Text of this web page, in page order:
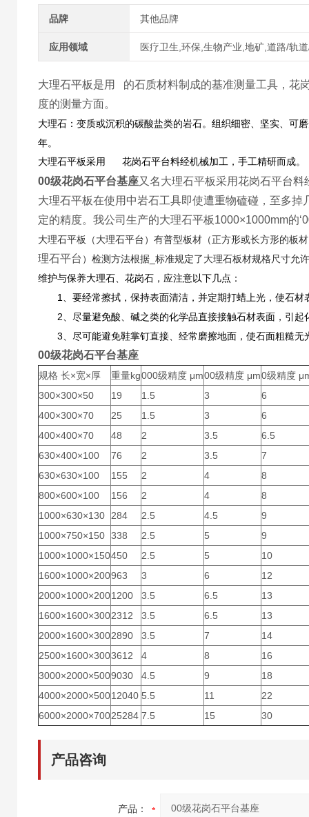
品牌 其他品牌
应用领域 医疗卫生,环保,生物产业,地矿,道路/轨
大理石平板是用 的石质材料制成的基准测量工具，花
度的测量方面。
大理石：变质或沉积的碳酸盐类的岩石。组织细密、坚实、
年。
大理石平板采用 花岗石平台料经机械加工，手工精研而成。
00级花岗石平台基座又名大理石平板采用花岗石平台
大理石平板在使用中岩石工具即使遭重物磕碰，至多
定的精度。我公司生产的大理石平板1000×1000mm的
大理石平板（大理石平台）有普型板材（正方形或长方形的板
理石平台 ）检测方法根据_标准规定了大理石板材规格尺寸允
维护与保养大理石、花岗石，应注意以下几点：
1、要经常擦拭，保持表面清洁，并定期打蜡上光，使石材
2、尽量避免酸、碱之类的化学品直接接触石材表面，引起
3、尽可能避免鞋掌钉直接、经常磨擦地面，使石面粗糙无
00级花岗石平台基座
规格 长×宽×厚 重量kg000级精度 μm00级精度 μm0级精度
300×300×50
19 1.5 3
6
400×300×70
25 1.5 3
6
400×400×70
48 2 3.5
6.5
630×400×100
76 2 3.5
7
630×630×100
155 2 4
8
800×600×100
156 2 4
8
1000×630×130
284 2.5 4.5
9
1000×750×150 338 2.5 5
9
1000×1000×150450 2.5 5
10
1600×1000×200963 3 6
12
2000×1000×2001200 3.5 6.5
13
1600×1600×3002312 3.5 6.5
13
2000×1600×3002890 3.5 7
14
2500×1600×3003612 4 8
16
3000×2000×5009030 4.5 9
18
4000×2000×50012040 5.5 11
22
6000×2000×70025284 7.5 15 30
产品咨询
产品：